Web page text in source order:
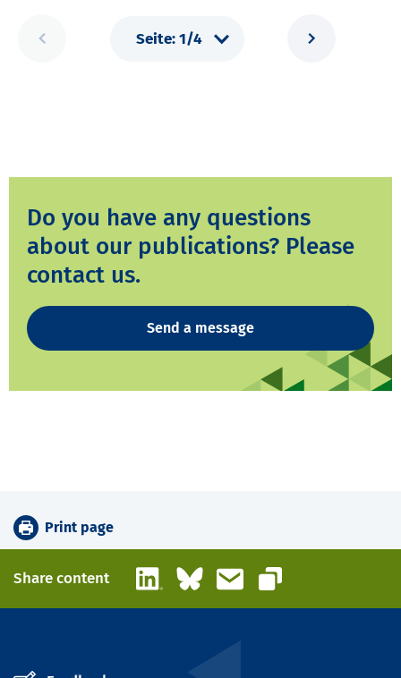
Do you have any questions
about our publications? Please
contact us.
Send a message
Print page
Share content LinkedInBlueskyEmail
Copy link